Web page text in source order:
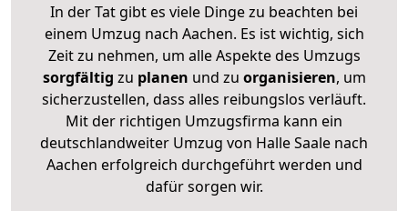
In der Tat gibt es viele Dinge zu beachten bei
einem Umzug nach Aachen. Es ist wichtig, sich
Zeit zu nehmen, um alle Aspekte des Umzugs
sorgfältig zu planen und zu organisieren, um
sicherzustellen, dass alles reibungslos verläuft.
Mit der richtigen Umzugsfirma kann ein
deutschlandweiter Umzug von Halle Saale nach
Aachen erfolgreich durchgeführt werden und
dafür sorgen wir.